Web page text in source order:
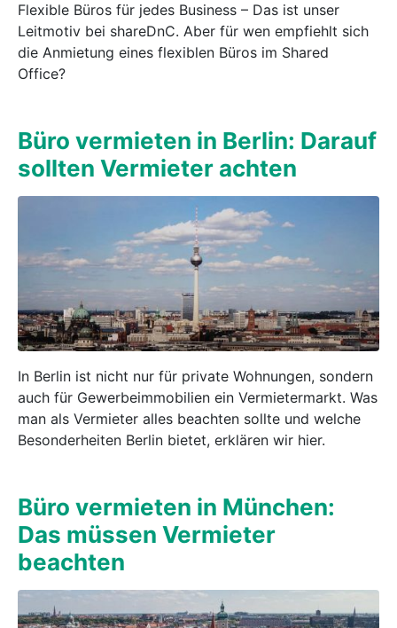
Flexible Büros für jedes Business – Das ist unser
Leitmotiv bei shareDnC. Aber für wen empfiehlt sich
die Anmietung eines flexiblen Büros im Shared
Office?
Büro vermieten in Berlin: Darauf
sollten Vermieter achten
In Berlin ist nicht nur für private Wohnungen, sondern
auch für Gewerbeimmobilien ein Vermietermarkt. Was
man als Vermieter alles beachten sollte und welche
Besonderheiten Berlin bietet, erklären wir hier.
Büro vermieten in München:
Das müssen Vermieter
beachten